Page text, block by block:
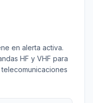
en alerta activa.
HF y VHF para